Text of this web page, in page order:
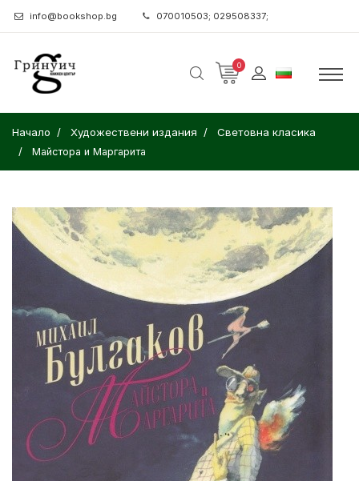
info@bookshop.bg 070010503; 029508337;
0
Начало Художествени издания Световна класика
Майстора и Маргарита